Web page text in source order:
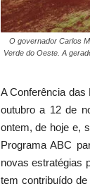
O governador Carlos
Verde do Oeste. A
A Conferência
outubro a 12 de
ontem, de hoje e,
Programa ABC
novas estratégias
tem contribuído